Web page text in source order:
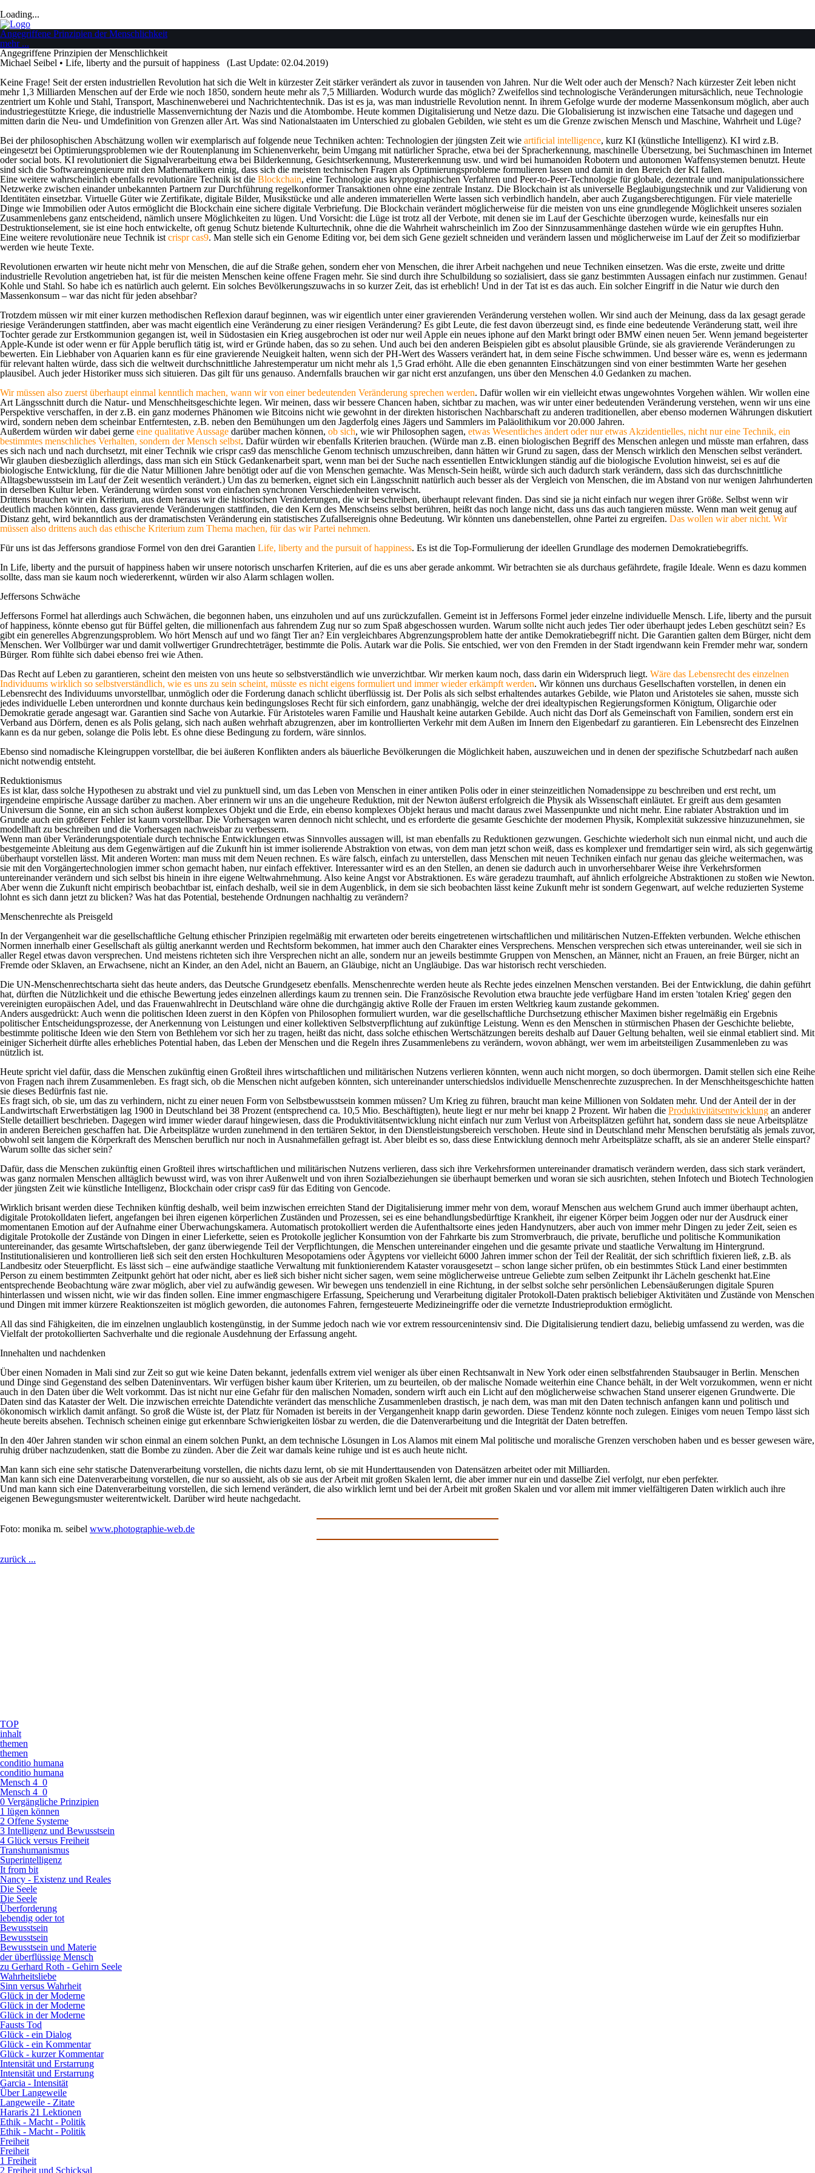
Loading...
Angegriffene Prinzipien der Menschlichkeit
mehr ...
Angegriffene Prinzipien der Menschlichkeit
Michael Seibel • Life, liberty and the pursuit of happiness (Last Update: 02.04.2019)
Keine Frage! Seit der ersten industriellen Revolution hat sich die Welt in kürzester Zeit stärker verändert als zuvor in tausenden von Jahren. Nur die Welt oder auch der Mensch? Nach kürzester Zeit leben nicht
mehr 1,3 Milliarden Menschen auf der Erde wie noch 1850, sondern heute mehr als 7,5 Milliarden. Wodurch wurde das möglich? Zweifellos sind technologische Veränderungen mitursächlich, neue Technologie
zentriert um Kohle und Stahl, Transport, Maschinenweberei und Nachrichtentechnik. Das ist es ja, was man industrielle Revolution nennt. In ihrem Gefolge wurde der moderne Massenkonsum möglich, aber auch
industriegestützte Kriege, die industrielle Massenvernichtung der Nazis und die Atombombe. Heute kommen Digitalisierung und Netze dazu. Die Globalisierung ist inzwischen eine Tatsache und dagegen und
mitten darin die Neu- und Umdefinition von Grenzen aller Art. Was sind Nationalstaaten im Unterschied zu globalen Gebilden, wie steht es um die Grenze zwischen Mensch und Maschine, Wahrheit und Lüge?
Bei der philosophischen Abschätzung wollen wir exemplarisch auf folgende neue Techniken achten: Technologien der jüngsten Zeit wie artificial intelligence, kurz KI (künstliche Intelligenz). KI wird z.B.
eingesetzt bei Optimierungsproblemen wie der Routenplanung im Schienenverkehr, beim Umgang mit natürlicher Sprache, etwa bei der Spracherkennung, maschinelle Übersetzung, bei Suchmaschinen im Internet
oder social bots. KI revolutioniert die Signalverarbeitung etwa bei Bilderkennung, Gesichtserkennung, Mustererkennung usw. und wird bei humanoiden Robotern und autonomen Waffensystemen benutzt. Heute
sind sich die Softwareingenieure mit den Mathematikern einig, dass sich die meisten technischen Fragen als Optimierungsprobleme formulieren lassen und damit in den Bereich der KI fallen.
Eine weitere wahrscheinlich ebenfalls revolutionäre Technik ist die Blockchain, eine Technologie aus kryptographischen Verfahren und Peer-to-Peer-Technologie für globale, dezentrale und manipulationssichere
Netzwerke zwischen einander unbekannten Partnern zur Durchführung regelkonformer Transaktionen ohne eine zentrale Instanz. Die Blockchain ist als universelle Beglaubigungstechnik und zur Validierung von
Identitäten einsetzbar. Virtuelle Güter wie Zertifikate, digitale Bilder, Musikstücke und alle anderen immateriellen Werte lassen sich verbindlich handeln, aber auch Zugangsberechtigungen. Für viele materielle
Dinge wie Immobilien oder Autos ermöglicht die Blockchain eine sichere digitale Verbriefung. Die Blockchain verändert möglicherweise für die meisten von uns eine grundlegende Möglichkeit unseres sozialen
Zusammenlebens ganz entscheidend, nämlich unsere Möglichkeiten zu lügen. Und Vorsicht: die Lüge ist trotz all der Verbote, mit denen sie im Lauf der Geschichte überzogen wurde, keinesfalls nur ein
Destruktionselement, sie ist eine hoch entwickelte, oft genug Schutz bietende Kulturtechnik, ohne die die Wahrheit wahrscheinlich im Zoo der Sinnzusammenhänge dastehen würde wie ein gerupftes Huhn.
Eine weitere revolutionäre neue Technik ist crispr cas9. Man stelle sich ein Genome Editing vor, bei dem sich Gene gezielt schneiden und verändern lassen und möglicherweise im Lauf der Zeit so modifizierbar
werden wie heute Texte.
Revolutionen erwarten wir heute nicht mehr von Menschen, die auf die Straße gehen, sondern eher von Menschen, die ihrer Arbeit nachgehen und neue Techniken einsetzen. Was die erste, zweite und dritte
industrielle Revolution angetrieben hat, ist für die meisten Menschen keine offene Fragen mehr. Sie sind durch ihre Schulbildung so sozialisiert, dass sie ganz bestimmten Aussagen einfach nur zustimmen. Genau!
Kohle und Stahl. So habe ich es natürlich auch gelernt. Ein solches Bevölkerungszuwachs in so kurzer Zeit, das ist erheblich! Und in der Tat ist es das auch. Ein solcher Eingriff in die Natur wie durch den
Massenkonsum – war das nicht für jeden absehbar?
Trotzdem müssen wir mit einer kurzen methodischen Reflexion darauf beginnen, was wir eigentlich unter einer gravierenden Veränderung verstehen wollen. Wir sind auch der Meinung, dass da lax gesagt gerade
riesige Veränderungen stattfinden, aber was macht eigentlich eine Veränderung zu einer riesigen Veränderung? Es gibt Leute, die fest davon überzeugt sind, es finde eine bedeutende Veränderung statt, weil ihre
Tochter gerade zur Erstkommunion gegangen ist, weil in Südostasien ein Krieg ausgebrochen ist oder nur weil Apple ein neues iphone auf den Markt bringt oder BMW einen neuen 5er. Wenn jemand begeisterter
Apple-Kunde ist oder wenn er für Apple beruflich tätig ist, wird er Gründe haben, das so zu sehen. Und auch bei den anderen Beispielen gibt es absolut plausible Gründe, sie als gravierende Veränderungen zu
bewerten. Ein Liebhaber von Aquarien kann es für eine gravierende Neuigkeit halten, wenn sich der PH-Wert des Wassers verändert hat, in dem seine Fische schwimmen. Und besser wäre es, wenn es jedermann
für relevant halten würde, dass sich die weltweit durchschnittliche Jahrestemperatur um nicht mehr als 1,5 Grad erhöht. Alle die eben genannten Einschätzungen sind von einer bestimmten Warte her gesehen
plausibel. Auch jeder Historiker muss sich situieren. Das gilt für uns genauso. Andernfalls brauchen wir gar nicht erst anzufangen, uns über den Menschen 4.0 Gedanken zu machen.
Wir müssen also zuerst überhaupt einmal kenntlich machen, wann wir von einer bedeutenden Veränderung sprechen werden. Dafür wollen wir ein vielleicht etwas ungewohntes Vorgehen wählen. Wir wollen eine
Art Längsschnitt durch die Natur- und Menschheitsgeschichte legen. Wir meinen, dass wir bessere Chancen haben, sichtbar zu machen, was wir unter einer bedeutenden Veränderung verstehen, wenn wir uns eine
Perspektive verschaffen, in der z.B. ein ganz modernes Phänomen wie Bitcoins nicht wie gewohnt in der direkten historischen Nachbarschaft zu anderen traditionellen, aber ebenso modernen Währungen diskutiert
wird, sondern neben dem scheinbar Entferntesten, z.B. neben den Bemühungen um den Jagderfolg eines Jägers und Sammlers im Paläolithikum vor 20.000 Jahren.
Außerdem würden wir dabei gerne eine qualitative Aussage darüber machen können, ob sich, wie wir Philosophen sagen, etwas Wesentliches ändert oder nur etwas Akzidentielles, nicht nur eine Technik, ein
bestimmtes menschliches Verhalten, sondern der Mensch selbst. Dafür würden wir ebenfalls Kriterien brauchen. (Würde man z.B. einen biologischen Begriff des Menschen anlegen und müsste man erfahren, dass
es sich nach und nach durchsetzt, mit einer Technik wie crispr cas9 das menschliche Genom technisch umzuschreiben, dann hätten wir Grund zu sagen, dass der Mensch wirklich den Menschen selbst verändert.
Wir glauben diesbezüglich allerdings, dass man sich ein Stück Gedankenarbeit spart, wenn man bei der Suche nach essentiellen Entwicklungen ständig auf die biologische Evolution hinweist, sei es auf die
biologische Entwicklung, für die die Natur Millionen Jahre benötigt oder auf die von Menschen gemachte. Was Mensch-Sein heißt, würde sich auch dadurch stark verändern, dass sich das durchschnittliche
Alltagsbewusstsein im Lauf der Zeit wesentlich verändert.) Um das zu bemerken, eignet sich ein Längsschnitt natürlich auch besser als der Vergleich von Menschen, die im Abstand von nur wenigen Jahrhunderten
in derselben Kultur leben. Veränderung würden sonst von einfachen synchronen Verschiedenheiten verwischt.
Drittens brauchen wir ein Kriterium, aus dem heraus wir die historischen Veränderungen, die wir beschreiben, überhaupt relevant finden. Das sind sie ja nicht einfach nur wegen ihrer Größe. Selbst wenn wir
deutlich machen könnten, dass gravierende Veränderungen stattfinden, die den Kern des Menschseins selbst berühren, heißt das noch lange nicht, dass uns das auch tangieren müsste. Wenn man weit genug auf
Distanz geht, wird bekanntlich aus der dramatischsten Veränderung ein statistisches Zufallsereignis ohne Bedeutung. Wir könnten uns danebenstellen, ohne Partei zu ergreifen. Das wollen wir aber nicht. Wir
müssen also drittens auch das ethische Kriterium zum Thema machen, für das wir Partei nehmen.
Für uns ist das Jeffersons grandiose Formel von den drei Garantien Life, liberty and the pursuit of happiness. Es ist die Top-Formulierung der ideellen Grundlage des modernen Demokratiebegriffs.
In Life, liberty and the pursuit of happiness haben wir unsere notorisch unscharfen Kriterien, auf die es uns aber gerade ankommt. Wir betrachten sie als durchaus gefährdete, fragile Ideale. Wenn es dazu kommen
sollte, dass man sie kaum noch wiedererkennt, würden wir also Alarm schlagen wollen.
Jeffersons Schwäche
Jeffersons Formel hat allerdings auch Schwächen, die begonnen haben, uns einzuholen und auf uns zurückzufallen. Gemeint ist in Jeffersons Formel jeder einzelne individuelle Mensch. Life, liberty and the pursuit
of happiness, könnte ebenso gut für Büffel gelten, die millionenfach aus fahrendem Zug nur so zum Spaß abgeschossen wurden. Warum sollte nicht auch jedes Tier oder überhaupt jedes Leben geschützt sein? Es
gibt ein generelles Abgrenzungsproblem. Wo hört Mensch auf und wo fängt Tier an? Ein vergleichbares Abgrenzungsproblem hatte der antike Demokratiebegriff nicht. Die Garantien galten dem Bürger, nicht dem
Menschen. Wer Vollbürger war und damit vollwertiger Grundrechteträger, bestimmte die Polis. Autark war die Polis. Sie entschied, wer von den Fremden in der Stadt irgendwann kein Fremder mehr war, sondern
Bürger. Rom fühlte sich dabei ebenso frei wie Athen.
Das Recht auf Leben zu garantieren, scheint den meisten von uns heute so selbstverständlich wie unverzichtbar. Wir merken kaum noch, dass darin ein Widerspruch liegt. Wäre das Lebensrecht des einzelnen
Individuums wirklich so selbstverständlich, wie es uns zu sein scheint, müsste es nicht eigens formuliert und immer wieder erkämpft werden. Wir können uns durchaus Gesellschaften vorstellen, in denen ein
Lebensrecht des Individuums unvorstellbar, unmöglich oder die Forderung danach schlicht überflüssig ist. Der Polis als sich selbst erhaltendes autarkes Gebilde, wie Platon und Aristoteles sie sahen, musste sich
jedes individuelle Leben unterordnen und konnte durchaus kein bedingungsloses Recht für sich einfordern, ganz unabhängig, welche der drei idealtypischen Regierungsformen Königtum, Oligarchie oder
Demokratie gerade angesagt war. Garantien sind Sache von Autarkie. Für Aristoteles waren Familie und Haushalt keine autarken Gebilde. Auch nicht das Dorf als Gemeinschaft von Familien, sondern erst ein
Verband aus Dörfern, denen es als Polis gelang, sich nach außen wehrhaft abzugrenzen, aber im kontrollierten Verkehr mit dem Außen im Innern den Eigenbedarf zu garantieren. Ein Lebensrecht des Einzelnen
kann es da nur geben, solange die Polis lebt. Es ohne diese Bedingung zu fordern, wäre sinnlos.
Ebenso sind nomadische Kleingruppen vorstellbar, die bei äußeren Konflikten anders als bäuerliche Bevölkerungen die Möglichkeit haben, auszuweichen und in denen der spezifische Schutzbedarf nach außen
nicht notwendig entsteht.
Reduktionismus
Es ist klar, dass solche Hypothesen zu abstrakt und viel zu punktuell sind, um das Leben von Menschen in einer antiken Polis oder in einer steinzeitlichen Nomadensippe zu beschreiben und erst recht, um
irgendeine empirische Aussage darüber zu machen. Aber erinnern wir uns an die ungeheure Reduktion, mit der Newton äußerst erfolgreich die Physik als Wissenschaft einläutet. Er greift aus dem gesamten
Universum die Sonne, ein an sich schon äußerst komplexes Objekt und die Erde, ein ebenso komplexes Objekt heraus und macht daraus zwei Massenpunkte und nicht mehr. Eine rabiater Abstraktion und im
Grunde auch ein größerer Fehler ist kaum vorstellbar. Die Vorhersagen waren dennoch nicht schlecht, und es erforderte die gesamte Geschichte der modernen Physik, Komplexität sukzessive hinzuzunehmen, sie
modellhaft zu beschreiben und die Vorhersagen nachweisbar zu verbessern.
Wenn man über Veränderungspotentiale durch technische Entwicklungen etwas Sinnvolles aussagen will, ist man ebenfalls zu Reduktionen gezwungen. Geschichte wiederholt sich nun einmal nicht, und auch die
bestgemeinte Ableitung aus dem Gegenwärtigen auf die Zukunft hin ist immer isolierende Abstraktion von etwas, von dem man jetzt schon weiß, dass es komplexer und fremdartiger sein wird, als sich gegenwärtig
überhaupt vorstellen lässt. Mit anderen Worten: man muss mit dem Neuen rechnen. Es wäre falsch, einfach zu unterstellen, dass Menschen mit neuen Techniken einfach nur genau das gleiche weitermachen, was
sie mit den Vorgängertechnologien immer schon gemacht haben, nur einfach effektiver. Interessanter wird es an den Stellen, an denen sie dadurch auch in unvorhersehbarer Weise ihre Verkehrsformen
untereinander verändern und sich selbst bis hinein in ihre eigene Weltwahrnehmung. Also keine Angst vor Abstraktionen. Es wäre geradezu traumhaft, auf ähnlich erfolgreiche Abstraktionen zu stoßen wie Newton.
Aber wenn die Zukunft nicht empirisch beobachtbar ist, einfach deshalb, weil sie in dem Augenblick, in dem sie sich beobachten lässt keine Zukunft mehr ist sondern Gegenwart, auf welche reduzierten Systeme
lohnt es sich dann jetzt zu blicken? Was hat das Potential, bestehende Ordnungen nachhaltig zu verändern?
Menschenrechte als Preisgeld
In der Vergangenheit war die gesellschaftliche Geltung ethischer Prinzipien regelmäßig mit erwarteten oder bereits eingetretenen wirtschaftlichen und militärischen Nutzen-Effekten verbunden. Welche ethischen
Normen innerhalb einer Gesellschaft als gültig anerkannt werden und Rechtsform bekommen, hat immer auch den Charakter eines Versprechens. Menschen versprechen sich etwas untereinander, weil sie sich in
aller Regel etwas davon versprechen. Und meistens richteten sich ihre Versprechen nicht an alle, sondern nur an jeweils bestimmte Gruppen von Menschen, an Männer, nicht an Frauen, an freie Bürger, nicht an
Fremde oder Sklaven, an Erwachsene, nicht an Kinder, an den Adel, nicht an Bauern, an Gläubige, nicht an Ungläubige. Das war historisch recht verschieden.
Die UN-Menschenrechtscharta sieht das heute anders, das Deutsche Grundgesetz ebenfalls. Menschenrechte werden heute als Rechte jedes einzelnen Menschen verstanden. Bei der Entwicklung, die dahin geführt
hat, dürften die Nützlichkeit und die ethische Bewertung jedes einzelnen allerdings kaum zu trennen sein. Die Französische Revolution etwa brauchte jede verfügbare Hand im ersten 'totalen Krieg' gegen den
vereinigten europäischen Adel, und das Frauenwahlrecht in Deutschland wäre ohne die durchgängig aktive Rolle der Frauen im ersten Weltkrieg kaum zustande gekommen.
Anders ausgedrückt: Auch wenn die politischen Ideen zuerst in den Köpfen von Philosophen formuliert wurden, war die gesellschaftliche Durchsetzung ethischer Maximen bisher regelmäßig ein Ergebnis
politischer Entscheidungsprozesse, der Anerkennung von Leistungen und einer kollektiven Selbstverpflichtung auf zukünftige Leistung. Wenn es den Menschen in stürmischen Phasen der Geschichte beliebte,
bestimmte politische Ideen wie den Stern von Bethlehem vor sich her zu tragen, heißt das nicht, dass solche ethischen Wertschätzungen bereits deshalb auf Dauer Geltung behalten, weil sie einmal etabliert sind. Mit
einiger Sicherheit dürfte alles erhebliches Potential haben, das Leben der Menschen und die Regeln ihres Zusammenlebens zu verändern, wovon abhängt, wer wem im arbeitsteiligen Zusammenleben zu was
nützlich ist.
Heute spricht viel dafür, dass die Menschen zukünftig einen Großteil ihres wirtschaftlichen und militärischen Nutzens verlieren könnten, wenn auch nicht morgen, so doch übermorgen. Damit stellen sich eine Reihe
von Fragen nach ihrem Zusammenleben. Es fragt sich, ob die Menschen nicht aufgeben könnten, sich untereinander unterschiedslos individuelle Menschenrechte zuzusprechen. In der Menschheitsgeschichte hatten
sie dieses Bedürfnis fast nie.
Es fragt sich, ob sie, um das zu verhindern, nicht zu einer neuen Form von Selbstbewusstsein kommen müssen? Um Krieg zu führen, braucht man keine Millionen von Soldaten mehr. Und der Anteil der in der
Landwirtschaft Erwerbstätigen lag 1900 in Deutschland bei 38 Prozent (entsprechend ca. 10,5 Mio. Beschäftigten), heute liegt er nur mehr bei knapp 2 Prozent. Wir haben die Produktivitätsentwicklung an anderer
Stelle detailliert beschrieben. Dagegen wird immer wieder darauf hingewiesen, dass die Produktivitätsentwicklung nicht einfach nur zum Verlust von Arbeitsplätzen geführt hat, sondern dass sie neue Arbeitsplätze
in anderen Bereichen geschaffen hat. Die Arbeitsplätze wurden zunehmend in den tertiären Sektor, in den Dienstleistungsbereich verschoben. Heute sind in Deutschland mehr Menschen berufstätig als jemals zuvor,
obwohl seit langem die Körperkraft des Menschen beruflich nur noch in Ausnahmefällen gefragt ist. Aber bleibt es so, dass diese Entwicklung dennoch mehr Arbeitsplätze schafft, als sie an anderer Stelle einspart?
Warum sollte das sicher sein?
Dafür, dass die Menschen zukünftig einen Großteil ihres wirtschaftlichen und militärischen Nutzens verlieren, dass sich ihre Verkehrsformen untereinander dramatisch verändern werden, dass sich stark verändert,
was ganz normalen Menschen alltäglich bewusst wird, was von ihrer Außenwelt und von ihren Sozialbeziehungen sie überhaupt bemerken und woran sie sich ausrichten, stehen Infotech und Biotech Technologien
der jüngsten Zeit wie künstliche Intelligenz, Blockchain odercrispr cas9 für das Editing von Gencode.
Wirklich brisant werden diese Techniken künftig deshalb, weil beim inzwischen erreichten Stand der Digitalisierung immer mehr von dem, worauf Menschen aus welchem Grund auch immer überhaupt achten,
digitale Protokolldaten liefert, angefangen bei ihren eigenen körperlichen Zuständen und Prozessen, sei es eine behandlungsbedürftige Krankheit, ihr eigener Körper beim Joggen oder nur der Ausdruck einer
momentanen Emotion auf der Aufnahme einer Überwachungskamera. Automatisch protokolliert werden die Aufenthaltsorte eines jeden Handynutzers, aber auch von immer mehr Dingen zu jeder Zeit, seien es
digitale Protokolle der Zustände von Dingen in einer Lieferkette, seien es Protokolle jeglicher Konsumtion von der Fahrkarte bis zum Stromverbrauch, die private, berufliche und politische Kommunikation
untereinander, das gesamte Wirtschaftsleben, der ganz überwiegende Teil der Verpflichtungen, die Menschen untereinander eingehen und die gesamte private und staatliche Verwaltung im Hintergrund.
Institutionalisieren und kontrollieren ließ sich seit den ersten Hochkulturen Mesopotamiens oder Ägyptens vor vielleicht 6000 Jahren immer schon der Teil der Realität, der sich schriftlich fixieren ließ, z.B. als
Landbesitz oder Steuerpflicht. Es lässt sich – eine aufwändige staatliche Verwaltung mit funktionierendem Kataster vorausgesetzt – schon lange sicher prüfen, ob ein bestimmtes Stück Land einer bestimmten
Person zu einem bestimmten Zeitpunkt gehört hat oder nicht, aber es ließ sich bisher nicht sicher sagen, wem seine möglicherweise untreue Geliebte zum selben Zeitpunkt ihr Lächeln geschenkt hat.Eine
entsprechende Beobachtung wäre zwar möglich, aber viel zu aufwändig gewesen. Wir bewegen uns tendenziell in eine Richtung, in der selbst solche sehr persönlichen Lebensäußerungen digitale Spuren
hinterlassen und wissen nicht, wie wir das finden sollen. Eine immer engmaschigere Erfassung, Speicherung und Verarbeitung digitaler Protokoll-Daten praktisch beliebiger Aktivitäten und Zustände von Menschen
und Dingen mit immer kürzere Reaktionszeiten ist möglich geworden, die autonomes Fahren, ferngesteuerte Medizineingriffe oder die vernetzte Industrieproduktion ermöglicht.
All das sind Fähigkeiten, die im einzelnen unglaublich kostengünstig, in der Summe jedoch nach wie vor extrem ressourcenintensiv sind. Die Digitalisierung tendiert dazu, beliebig umfassend zu werden, was die
Vielfalt der protokollierten Sachverhalte und die regionale Ausdehnung der Erfassung angeht.
Innehalten und nachdenken
Über einen Nomaden in Mali sind zur Zeit so gut wie keine Daten bekannt, jedenfalls extrem viel weniger als über einen Rechtsanwalt in New York oder einen selbstfahrenden Staubsauger in Berlin. Menschen
und Dinge sind Gegenstand des selben Dateninventars. Wir verfügen bisher kaum über Kriterien, um zu beurteilen, ob der malische Nomade weiterhin eine Chance behält, in der Welt vorzukommen, wenn er nicht
auch in den Daten über die Welt vorkommt. Das ist nicht nur eine Gefahr für den malischen Nomaden, sondern wirft auch ein Licht auf den möglicherweise schwachen Stand unserer eigenen Grundwerte. Die
Daten sind das Kataster der Welt. Die inzwischen erreichte Datendichte verändert das menschliche Zusammenleben drastisch, je nach dem, was man mit den Daten technisch anfangen kann und politisch und
ökonomisch wirklich damit anfängt. So groß die Wüste ist, der Platz für Nomaden ist bereits in der Vergangenheit knapp darin geworden. Diese Tendenz könnte noch zulegen. Einiges vom neuen Tempo lässt sich
heute bereits absehen. Technisch scheinen einige gut erkennbare Schwierigkeiten lösbar zu werden, die die Datenverarbeitung und die Integrität der Daten betreffen.
In den 40er Jahren standen wir schon einmal an einem solchen Punkt, an dem technische Lösungen in Los Alamos mit einem Mal politische und moralische Grenzen verschoben haben und es besser gewesen wäre,
ruhig drüber nachzudenken, statt die Bombe zu zünden. Aber die Zeit war damals keine ruhige und ist es auch heute nicht.
Man kann sich eine sehr statische Datenverarbeitung vorstellen, die nichts dazu lernt, ob sie mit Hunderttausenden von Datensätzen arbeitet oder mit Milliarden.
Man kann sich eine Datenverarbeitung vorstellen, die nur so aussieht, als ob sie aus der Arbeit mit großen Skalen lernt, die aber immer nur ein und dasselbe Ziel verfolgt, nur eben perfekter.
Und man kann sich eine Datenverarbeitung vorstellen, die sich lernend verändert, die also wirklich lernt und bei der Arbeit mit großen Skalen und vor allem mit immer vielfältigeren Daten wirklich auch ihre
eigenen Bewegungsmuster weiterentwickelt. Darüber wird heute nachgedacht.
Foto: monika m. seibel www.photographie-web.de
zurück ...
TOP
inhalt
themen
themen
conditio humana
conditio humana
Mensch 4_0
Mensch 4_0
0 Vergängliche Prinzipien
1 lügen können
2 Offene Systeme
3 Intelligenz und Bewusstsein
4 Glück versus Freiheit
Transhumanismus
Superintelligenz
It from bit
Nancy - Existenz und Reales
Die Seele
Die Seele
Überforderung
lebendig oder tot
Bewusstsein
Bewusstsein
Bewusstsein und Materie
der überflüssige Mensch
zu Gerhard Roth - Gehirn Seele
Wahrheitsliebe
Sinn versus Wahrheit
Glück in der Moderne
Glück in der Moderne
Glück in der Moderne
Fausts Tod
Glück - ein Dialog
Glück - ein Kommentar
Glück - kurzer Kommentar
Intensität und Erstarrung
Intensität und Erstarrung
Garcia - Intensität
Über Langeweile
Langeweile - Zitate
Hararis 21 Lektionen
Ethik - Macht - Politik
Ethik - Macht - Politik
Freiheit
Freiheit
1 Freiheit
2 Freiheit und Schicksal